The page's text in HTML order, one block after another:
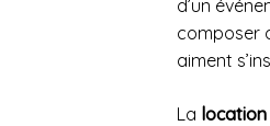
d’un
composer
aiment
La location